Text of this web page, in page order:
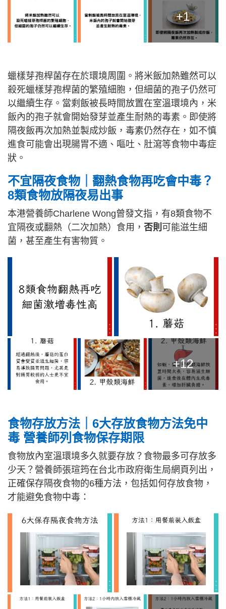
+1
蠟樣芽孢桿菌存在於環境周圍。將米飯加熱雖然可以
殺死蠟樣芽孢桿菌的繁殖細胞，但細菌的孢子仍然可
以繼續生存。當剩飯被長時間放置在室溫環境內，米
飯內的孢子就會開始發芽並產生耐熱的毒素。即使將
隔夜飯再次加熱並製成炒飯，毒素仍然存在，如不慎
進食可能會出現腸胃不適、嘔吐、肚瀉等食物中毒症
狀。
不宜隔夜食物｜翻熱食物再吃會中毒？
8類食物放隔夜易出事
本港營養師Charlene Wong曾發文指，有8類食物不
宜隔夜或翻熱（二次加熱）食用， 否則 可能滋生細
菌，甚至產生有害物質。
+12
食物存放方法｜6大存放食物方法免中
毒 營養師列食物保存期限
食物放內室溫環境多久就要存放？食物最多可存放多
少天？營養師張瑄筠在台北市政府衛生局網頁列出，
正確保存隔夜食物的6種方法，包括如何存放食物，
才能避免食物中毒：